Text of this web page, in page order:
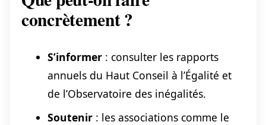
concrètement ?
S’informer : consulter les rapports
annuels du Haut Conseil à l’Égalité et
de l’Observatoire des inégalités.
Soutenir : les associations comme le